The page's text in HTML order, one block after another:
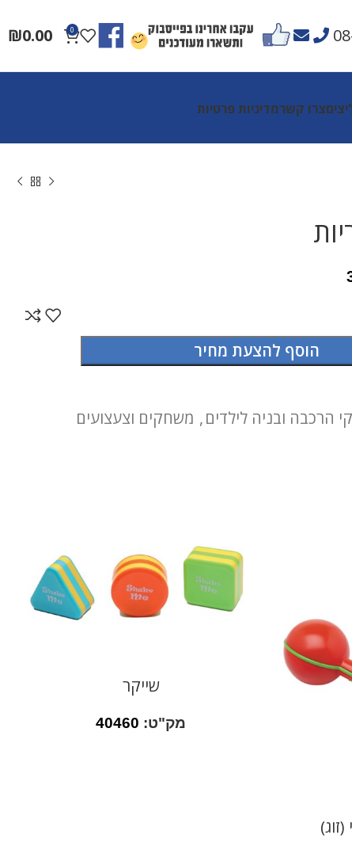
0
₪0.00
צרו קשרמדיניות פרטיות
הוסף להצעת מחיר
הרכבה ובניה לילדים, משחקים וצעצועים
שייקר
מק"ט: 40460